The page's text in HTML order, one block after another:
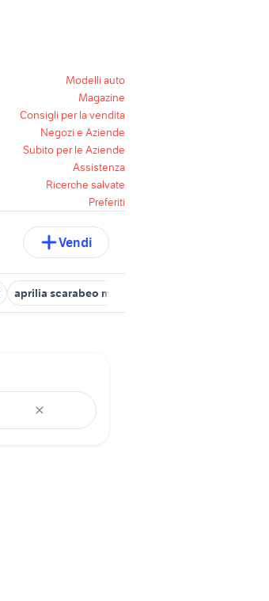
Modelli auto
Magazine
Consigli per la vendita
Negozi e Aziende
Subito per le Aziende
Assistenza
Ricerche salvate
Preferiti
Vendi
aprilia scarabeo moto Toscana